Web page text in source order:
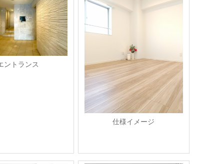
ントランス
仕様イメージ